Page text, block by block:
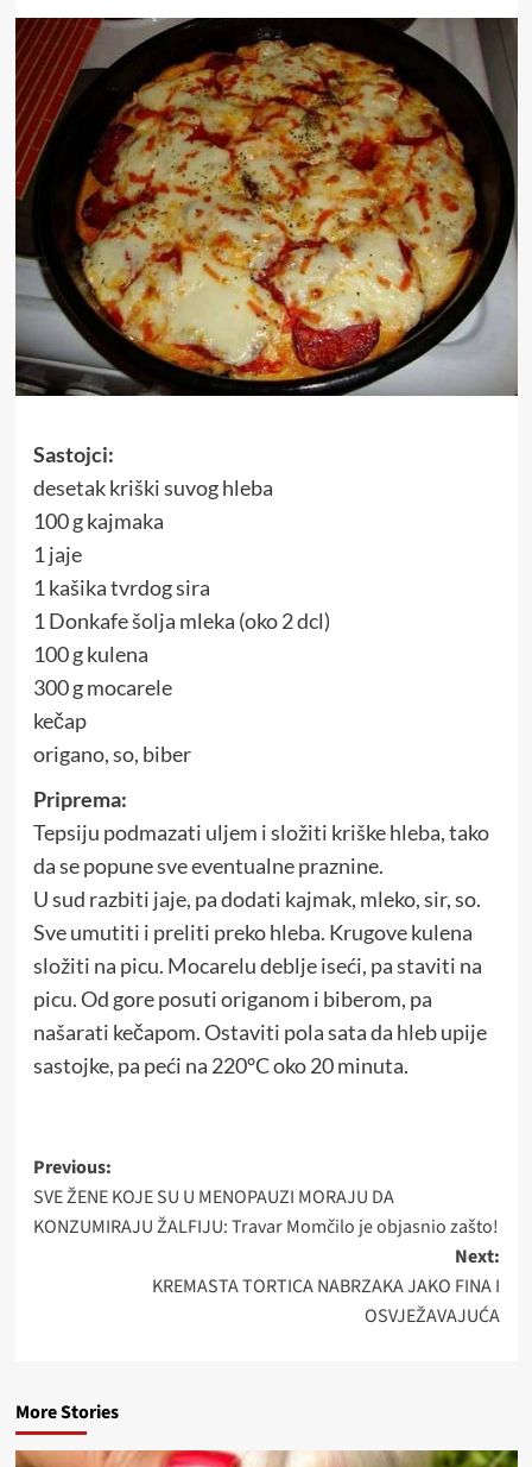
Sastojci:
desetak kriški suvog hleba
100 g kajmaka
1 jaje
1 kašika tvrdog sira
1 Donkafe šolja mleka (oko 2 dcl)
100 g kulena
300 g mocarele
kečap
origano, so, biber
Priprema:
Tepsiju podmazati uljem i složiti kriške hleba, tako
da se popune sve eventualne praznine.
U sud razbiti jaje, pa dodati kajmak, mleko, sir, so.
Sve umutiti i preliti preko hleba. Krugove kulena
složiti na picu. Mocarelu deblje iseći, pa staviti na
picu. Od gore posuti origanom i biberom, pa
našarati kečapom. Ostaviti pola sata da hleb upije
sastojke, pa peći na 220°C oko 20 minuta.
Post
navigation
Previous:
SVE ŽENE KOJE SU U MENOPAUZI MORAJU DA
KONZUMIRAJU ŽALFIJU: Travar Momčilo je objasnio zašto!
Next:
KREMASTA TORTICA NABRZAKA JAKO FINA I
OSVJEŽAVAJUĆA
More Stories